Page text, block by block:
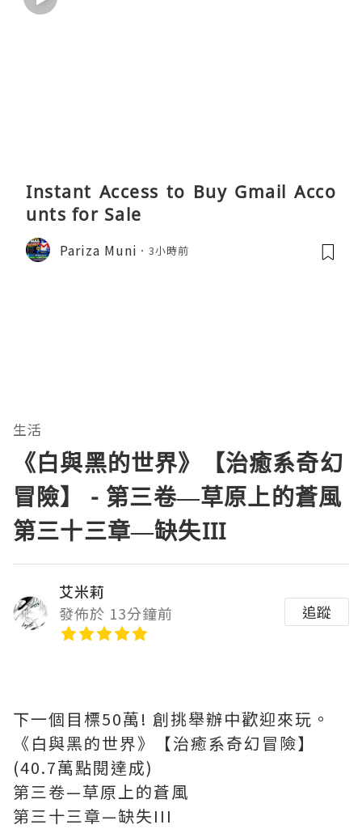
Instant Access to Buy Gmail Acco
unts for Sale
Pariza Muni 3小時前
生活
《白與黑的世界》【治癒系奇幻
冒險】 - 第三卷—草原上的蒼風
第三十三章—缺失III
艾米莉
發佈於 13分鐘前
追蹤
下一個目標50萬! 創挑舉辦中歡迎來玩。
《白與黑的世界》【治癒系奇幻冒險】
(40.7萬點閱達成)
第三卷—草原上的蒼風
第三十三章—缺失III